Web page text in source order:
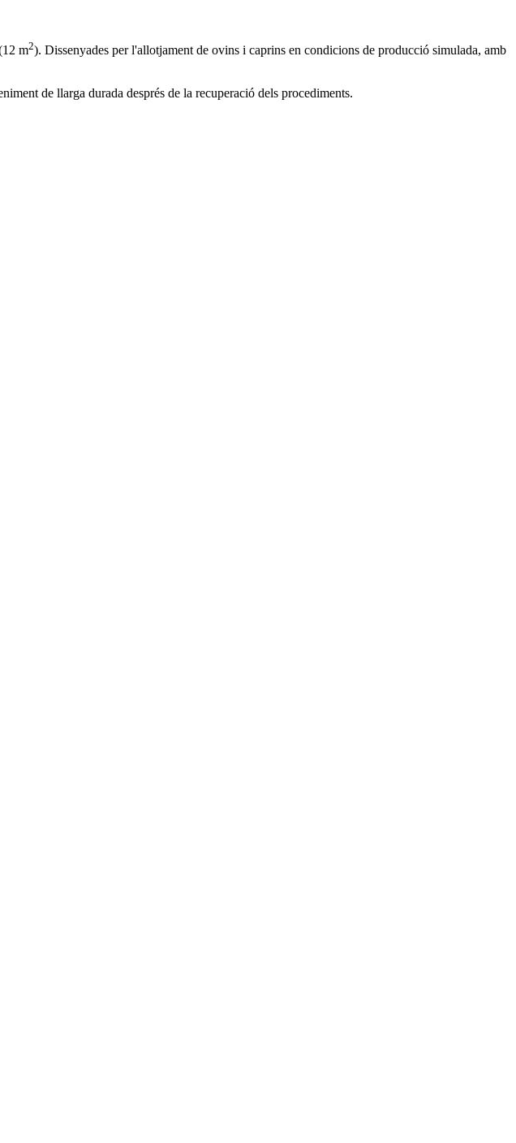
m2). Dissenyades per l'allotjament de ovins i caprins en condicions de producció simulada, amb
de llarga durada després de la recuperació dels procediments.